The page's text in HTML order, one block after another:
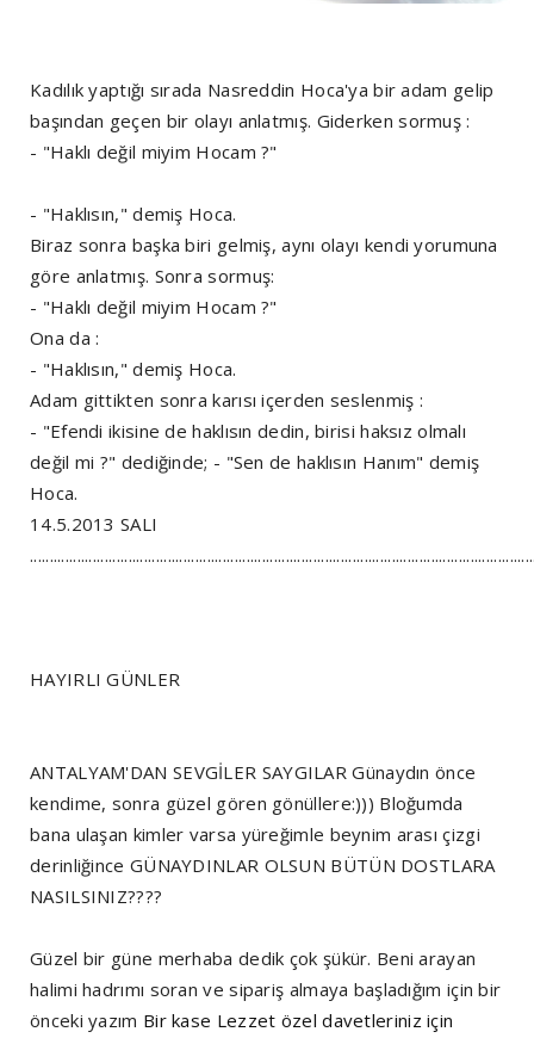
Kadılık yaptığı sırada Nasreddin Hoca'ya bir adam gelip
başından geçen bir olayı anlatmış. Giderken sormuş :
- "Haklı değil miyim Hocam ?"
- "Haklısın," demiş Hoca.
Biraz sonra başka biri gelmiş, aynı olayı kendi yorumuna
göre anlatmış. Sonra sormuş:
- "Haklı değil miyim Hocam ?"
Ona da :
- "Haklısın," demiş Hoca.
Adam gittikten sonra karısı içerden seslenmiş :
- "Efendi ikisine de haklısın dedin, birisi haksız olmalı
değil mi ?" dediğinde; - "Sen de haklısın Hanım" demiş
Hoca.
14.5.2013 SALI
HAYIRLI GÜNLER
ANTALYAM'DAN SEVGİLER SAYGILAR Günaydın önce
kendime, sonra güzel gören gönüllere:))) Bloğumda
bana ulaşan kimler varsa yüreğimle beynim arası çizgi
derinliğince GÜNAYDINLAR OLSUN BÜTÜN DOSTLARA
NASILSINIZ????
Güzel bir güne merhaba dedik çok şükür. Beni arayan
halimi hadrımı soran ve sipariş almaya başladığım için bir
önceki yazım Bir kase Lezzet özel davetleriniz için